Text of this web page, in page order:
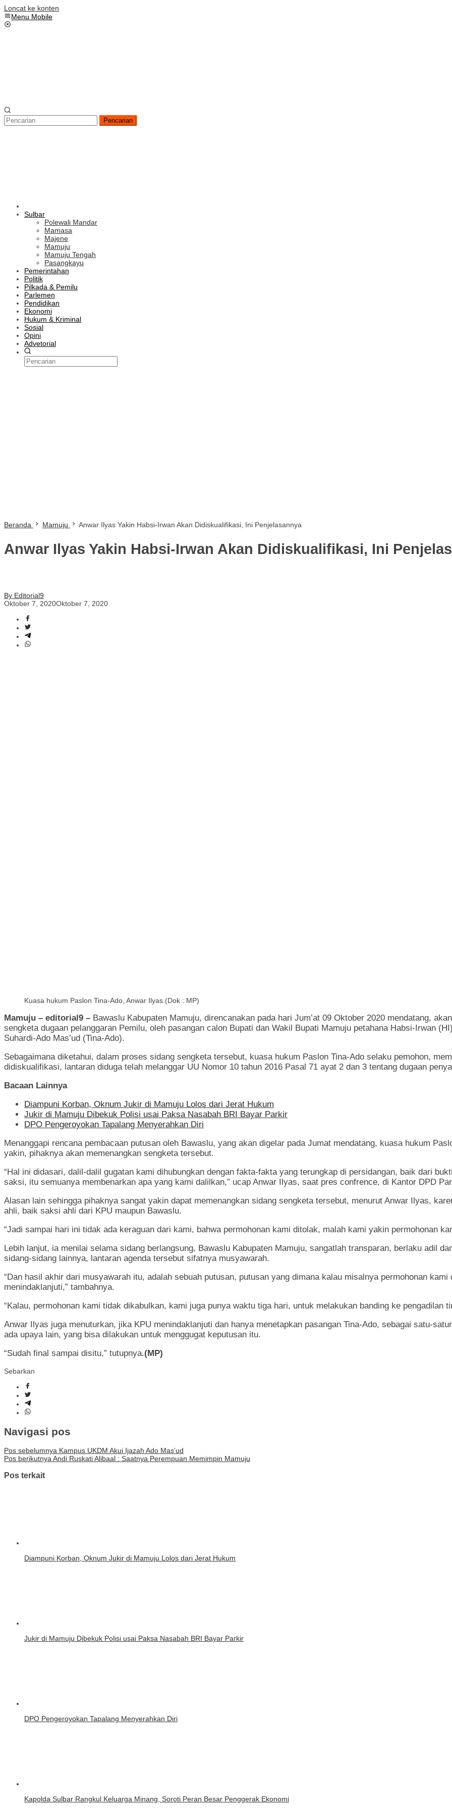
Loncat ke konten
Menu Mobile
Pencarian
Sulbar
Polewali Mandar
Mamasa
Majene
Mamuju
Mamuju Tengah
Pasangkayu
Pemerintahan
Politik
Pilkada & Pemilu
Parlemen
Pendidikan
Ekonomi
Hukum & Kriminal
Sosial
Opini
Advetorial
Beranda Mamuju Anwar Ilyas Yakin Habsi-Irwan Akan Didiskualifikasi, Ini Penjelasannya
Anwar Ilyas Yakin Habsi-Irwan Akan Didiskualifikasi, Ini
By Editorial9
Oktober 7, 2020Oktober 7, 2020
Kuasa hukum Paslon Tina-Ado, Anwar Ilyas.(Dok : MP)
Mamuju – editorial9 – Bawaslu Kabupaten Mamuju, direncanakan pada hari Jum’at 09 Oktober 2020 mendatang,
sengketa dugaan pelanggaran Pemilu, oleh pasangan calon Bupati dan Wakil Bupati Mamuju petahana Habsi-Irwan
Suhardi-Ado Mas’ud (Tina-Ado).
Sebagaimana diketahui, dalam proses sidang sengketa tersebut, kuasa hukum Paslon Tina-Ado selaku pemohon,
didiskualifikasi, lantaran diduga telah melanggar UU Nomor 10 tahun 2016 Pasal 71 ayat 2 dan 3 tentang dugaan
Bacaan Lainnya
Diampuni Korban, Oknum Jukir di Mamuju Lolos dari Jerat Hukum
Jukir di Mamuju Dibekuk Polisi usai Paksa Nasabah BRI Bayar Parkir
DPO Pengeroyokan Tapalang Menyerahkan Diri
Menanggapi rencana pembacaan putusan oleh Bawaslu, yang akan digelar pada Jumat mendatang, kuasa hukum
yakin, pihaknya akan memenangkan sengketa tersebut.
“Hal ini didasari, dalil-dalil gugatan kami dihubungkan dengan fakta-fakta yang terungkap di persidangan, baik dari
saksi, itu semuanya membenarkan apa yang kami dalilkan,” ucap Anwar Ilyas, saat pres confrence, di Kantor DPD
Alasan lain sehingga pihaknya sangat yakin dapat memenangkan sidang sengketa tersebut, menurut Anwar Ilyas,
ahli, baik saksi ahli dari KPU maupun Bawaslu.
“Jadi sampai hari ini tidak ada keraguan dari kami, bahwa permohonan kami ditolak, malah kami yakin permohonan
Lebih lanjut, ia menilai selama sidang berlangsung, Bawaslu Kabupaten Mamuju, sangatlah transparan, berlaku adil
sidang-sidang lainnya, lantaran agenda tersebut sifatnya musyawarah.
“Dan hasil akhir dari musyawarah itu, adalah sebuah putusan, putusan yang dimana kalau misalnya permohonan
menindaklanjuti,” tambahnya.
“Kalau, permohonan kami tidak dikabulkan, kami juga punya waktu tiga hari, untuk melakukan banding ke pengadilan
Anwar Ilyas juga menuturkan, jika KPU menindaklanjuti dan hanya menetapkan pasangan Tina-Ado, sebagai satu-
ada upaya lain, yang bisa dilakukan untuk menggugat keputusan itu.
“Sudah final sampai disitu,” tutupnya.(MP)
Sebarkan
Navigasi pos
Pos sebelumnya Kampus UKDM Akui Ijazah Ado Mas’ud
Pos berikutnya Andi Ruskati Alibaal : Saatnya Perempuan Memimpin Mamuju
Pos terkait
Diampuni Korban, Oknum Jukir di Mamuju Lolos dari Jerat Hukum
Jukir di Mamuju Dibekuk Polisi usai Paksa Nasabah BRI Bayar Parkir
DPO Pengeroyokan Tapalang Menyerahkan Diri
Kapolda Sulbar Rangkul Keluarga Minang, Soroti Peran Besar Penggerak Ekonomi